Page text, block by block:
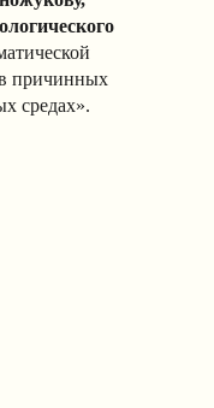
причинных
средах».